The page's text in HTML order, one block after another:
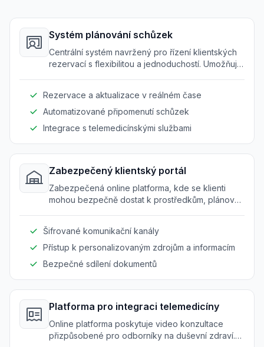
Systém plánování schůzek
Centrální systém navržený pro řízení klientských
rezervací s flexibilitou a jednoduchostí. Umožňuje
Rezervace a aktualizace v reálném čase
Automatizované připomenutí schůzek
Integrace s telemedicínskými službami
Zabezpečený klientský portál
Zabezpečená online platforma, kde se klienti
mohou bezpečně dostat k prostředkům, plánovat
Šifrované komunikační kanály
Přístup k personalizovaným zdrojům a informacím
Bezpečné sdílení dokumentů
Platforma pro integraci telemedicíny
Online platforma poskytuje video konzultace
přizpůsobené pro odborníky na duševní zdraví.